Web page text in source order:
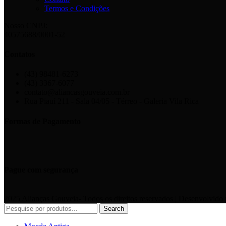
Termos e Condições
Search